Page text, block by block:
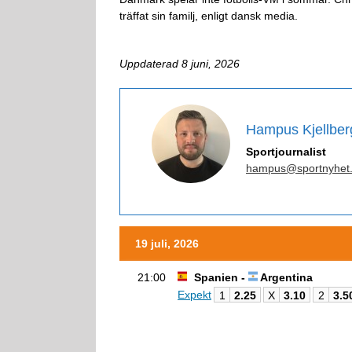
träffat sin familj, enligt dansk media.
Uppdaterad 8 juni, 2026
Hampus
Sportjournalist
19 juli, 2026
21:00 Spanien -
Argentina
Expekt
1 2.25 X 3.10 2